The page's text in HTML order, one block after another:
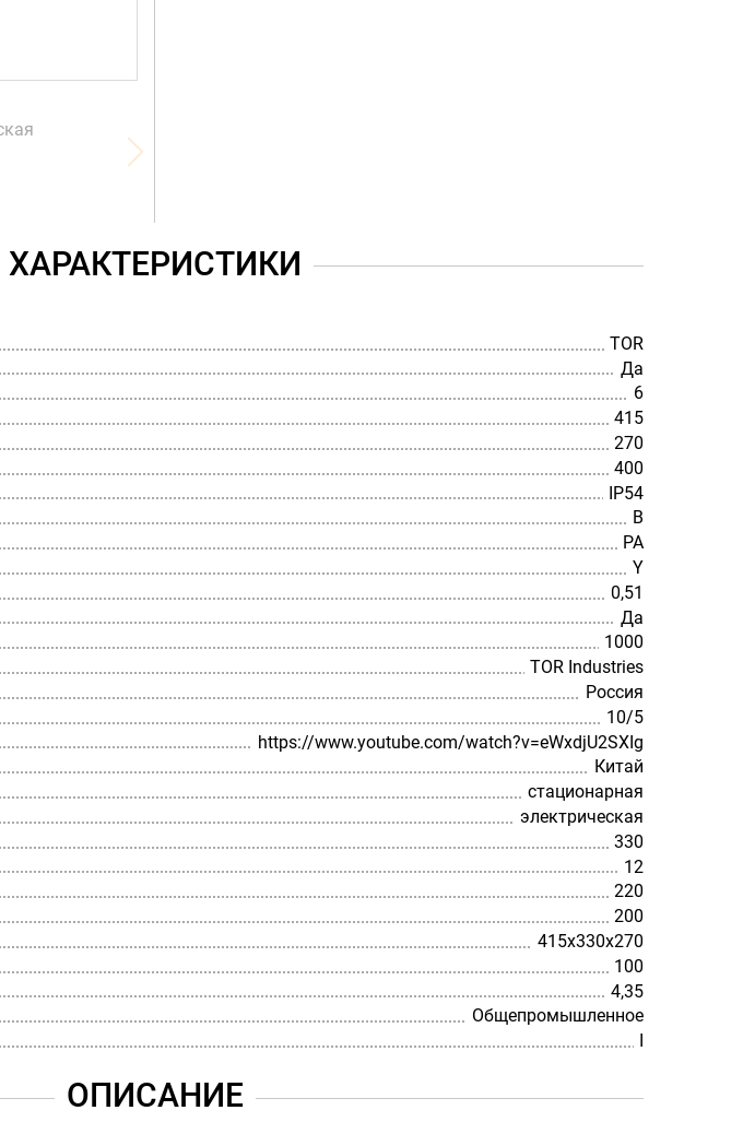
ХАРАКТЕРИСТИКИ
TOR
Да
6
415
270
400
IP54
В
РА
Y
0,51
Да
1000
TOR Industries
Россия
10/5
https://www.youtube.com/watch?v=eWxdjU2SXIg
Китай
стационарная
электрическая
330
12
220
200
415х330х270
100
4,35
Общепромышленное
ОПИСАНИЕ